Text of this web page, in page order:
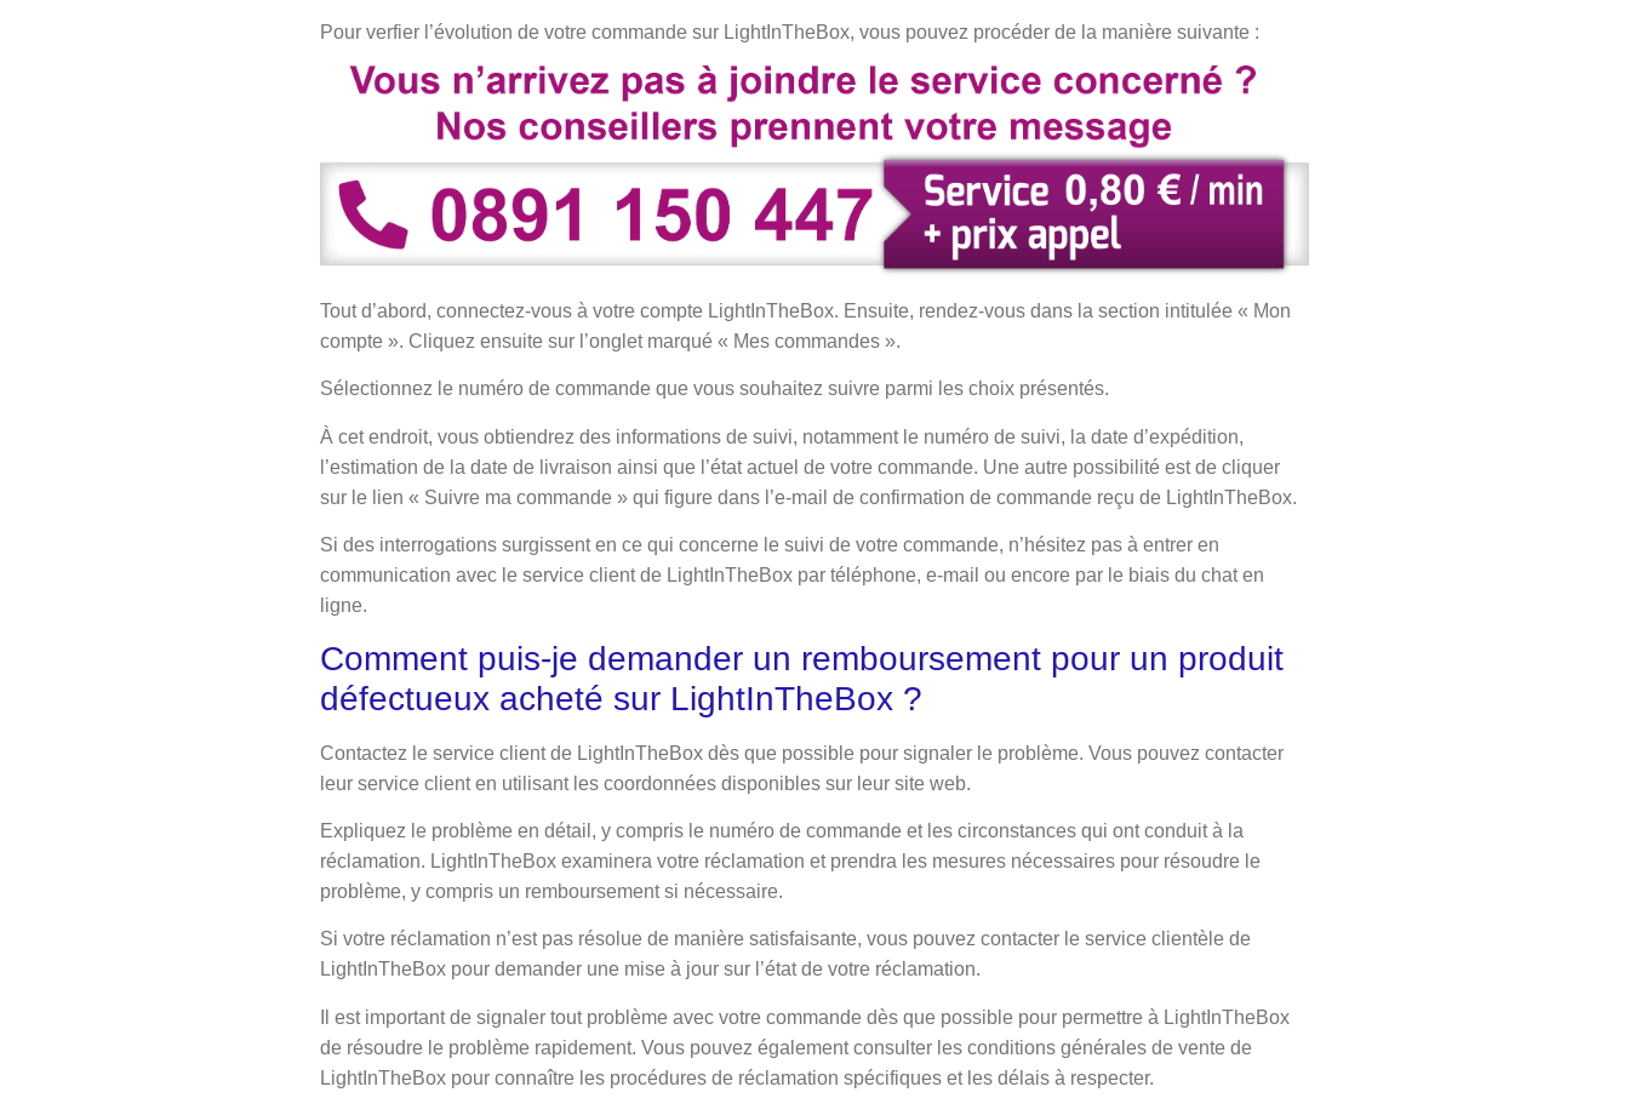
Pour verfier l’évolution de votre commande sur LightInTheBox, vous pouvez procéder de la manière suivante :
Tout d’abord, connectez-vous à votre compte LightInTheBox. Ensuite, rendez-vous dans la section intitulée « Mon
compte ». Cliquez ensuite sur l’onglet marqué « Mes commandes ».
Sélectionnez le numéro de commande que vous souhaitez suivre parmi les choix présentés.
À cet endroit, vous obtiendrez des informations de suivi, notamment le numéro de suivi, la date d’expédition,
l’estimation de la date de livraison ainsi que l’état actuel de votre commande. Une autre possibilité est de cliquer
sur le lien « Suivre ma commande » qui figure dans l’e-mail de confirmation de commande reçu de LightInTheBox.
Si des interrogations surgissent en ce qui concerne le suivi de votre commande, n’hésitez pas à entrer en
communication avec le service client de LightInTheBox par téléphone, e-mail ou encore par le biais du chat en
ligne.
Comment puis-je demander un remboursement pour un produit
défectueux acheté sur LightInTheBox ?
Contactez le service client de LightInTheBox dès que possible pour signaler le problème. Vous pouvez contacter
leur service client en utilisant les coordonnées disponibles sur leur site web.
Expliquez le problème en détail, y compris le numéro de commande et les circonstances qui ont conduit à la
réclamation. LightInTheBox examinera votre réclamation et prendra les mesures nécessaires pour résoudre le
problème, y compris un remboursement si nécessaire.
Si votre réclamation n’est pas résolue de manière satisfaisante, vous pouvez contacter le service clientèle de
LightInTheBox pour demander une mise à jour sur l’état de votre réclamation.
Il est important de signaler tout problème avec votre commande dès que possible pour permettre à LightInTheBox
de résoudre le problème rapidement. Vous pouvez également consulter les conditions générales de vente de
LightInTheBox pour connaître les procédures de réclamation spécifiques et les délais à respecter.